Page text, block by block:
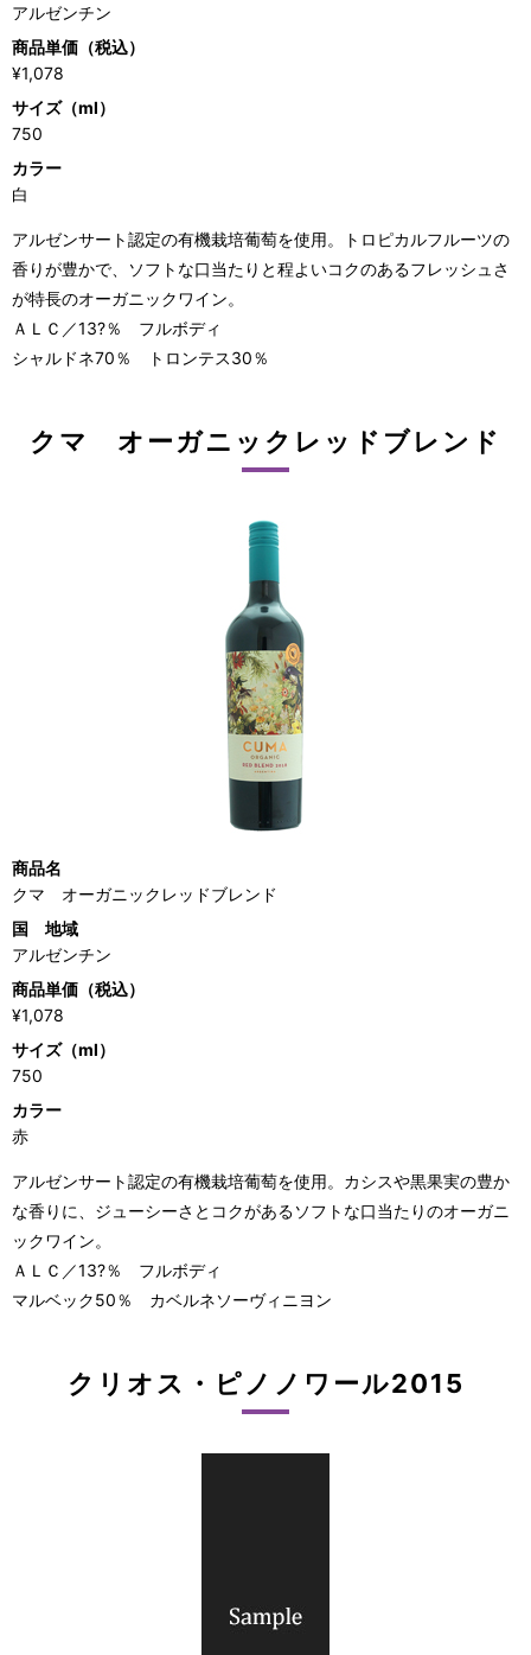
アルゼンチン
商品単価（税込）
¥1,078
サイズ（ml）
750
カラー
白
アルゼンサート認定の有機栽培葡萄を使用。トロピカルフルーツの
香りが豊かで、ソフトな口当たりと程よいコクのあるフレッシュさ
が特長のオーガニックワイン。
ＡＬＣ／13?％ フルボディ
シャルドネ70％ トロンテス30％
クマ オーガニックレッドブレンド
商品名
クマ オーガニックレッドブレンド
国 地域
アルゼンチン
商品単価（税込）
¥1,078
サイズ（ml）
750
カラー
赤
アルゼンサート認定の有機栽培葡萄を使用。カシスや黒果実の豊か
な香りに、ジューシーさとコクがあるソフトな口当たりのオーガニ
ックワイン。
ＡＬＣ／13?％ フルボディ
マルベック50％ カベルネソーヴィニヨン
クリオス・ピノノワール2015